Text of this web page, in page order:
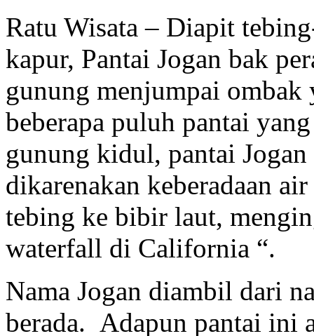
Ratu Wisata – Diapit
kapur, Pantai Jogan bak
gunung menjumpai
beberapa puluh pantai
gunung kidul, pantai
dikarenakan keberadaan
tebing ke bibir laut,
waterfall di California “.
Nama Jogan diambil dari
berada. Adapun pantai ini